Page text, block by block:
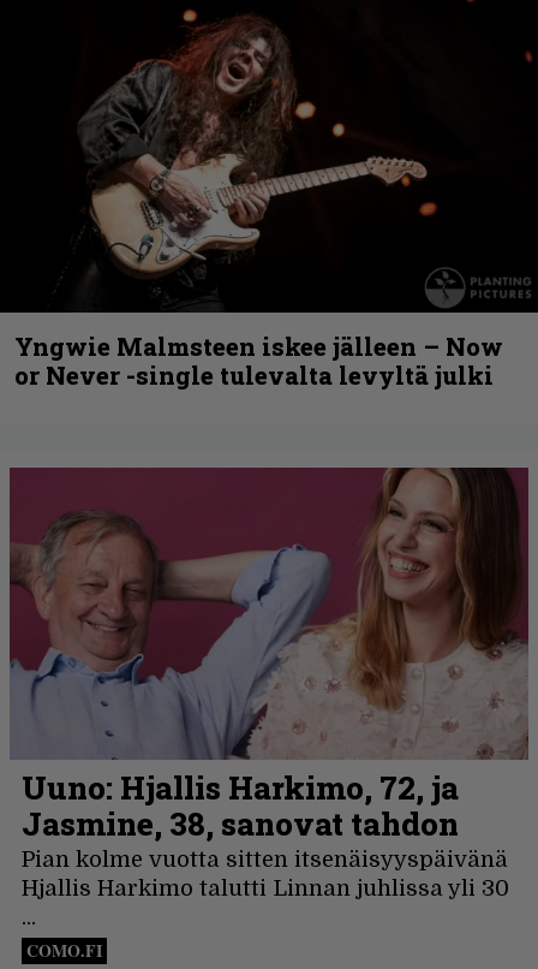
Yngwie Malmsteen iskee jälleen – Now
or Never -single tulevalta levyltä julki